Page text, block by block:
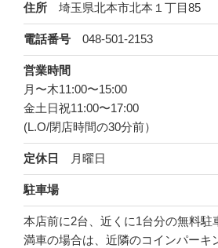
住所 埼玉県北本市北本１丁目85
電話番号 048-501-2153
営業時間
月〜木11:00〜15:00
金土日祝11:00〜17:00
(L.O/閉店時間の30分前）
定休日 月曜日
駐車場
本店前に2台、近くに1台分の無料駐
満車の場合は、近隣のコインパーキ